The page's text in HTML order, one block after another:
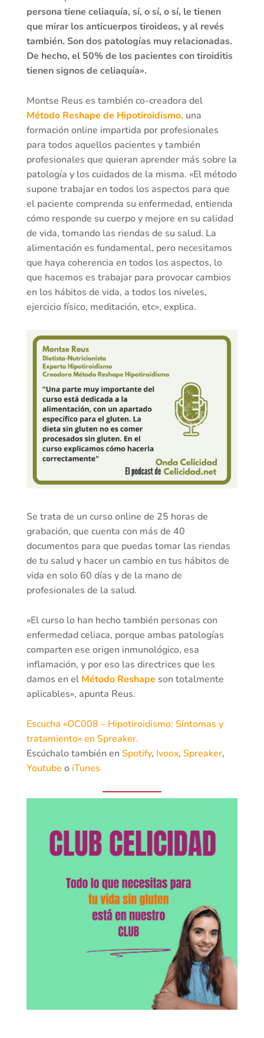
persona tiene celiaquía, sí, o sí, o sí, le tienen
que mirar los anticuerpos tiroideos, y al revés
también. Son dos patologías muy relacionadas.
De hecho, el 50% de los pacientes con tiroiditis
tienen signos de celiaquía».
Montse Reus es también co-creadora del
Método Reshape de Hipotiroidismo,una
formación online impartida por profesionales
para todos aquellos pacientes y también
profesionales que quieran aprender más sobre la
patología y los cuidados de la misma. «El método
supone trabajar en todos los aspectos para que
el paciente comprenda su enfermedad, entienda
cómo responde su cuerpo y mejore en su calidad
de vida, tomando las riendas de su salud. La
alimentación es fundamental, pero necesitamos
que haya coherencia en todos los aspectos, lo
que hacemos es trabajar para provocar cambios
en los hábitos de vida, a todos los niveles,
ejercicio físico, meditación, etc», explica.
Se trata de un curso online de 25 horas de
grabación, que cuenta con más de 40
documentos para que puedas tomar las riendas
de tu salud y hacer un cambio en tus hábitos de
vida en solo 60 días y de la mano de
profesionales de la salud.
«El curso lo han hecho también personas con
enfermedad celiaca, porque ambas patologías
comparten ese origen inmunológico, esa
inflamación, y por eso las directrices que les
damos en el Método Reshape son totalmente
aplicables», apunta Reus.
Escucha «OC008 – Hipotiroidismo: Síntomas y
tratamiento» en Spreaker.
Escúchalo también en Spotify, Ivoox, Spreaker,
Youtube o iTunes